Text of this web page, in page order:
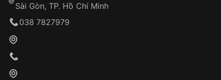
Khách hàng kiểm tra và thanh toán trực tiếp
Sài Gòn, TP. Hồ Chí Minh
038 7827979